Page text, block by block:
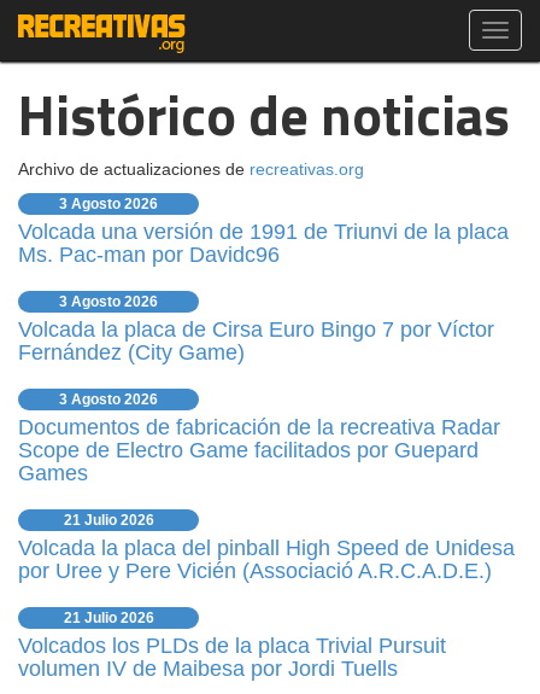
Histórico de noticias
Archivo de actualizaciones de recreativas.org
3 Agosto 2026
Volcada una versión de 1991 de Triunvi de la placa
Ms. Pac-man por Davidc96
3 Agosto 2026
Volcada la placa de Cirsa Euro Bingo 7 por Víctor
Fernández (City Game)
3 Agosto 2026
Documentos de fabricación de la recreativa Radar
Scope de Electro Game facilitados por Guepard
Games
21 Julio 2026
Volcada la placa del pinball High Speed de Unidesa
por Uree y Pere Vicién (Associació A.R.C.A.D.E.)
21 Julio 2026
Volcados los PLDs de la placa Trivial Pursuit
volumen IV de Maibesa por Jordi Tuells